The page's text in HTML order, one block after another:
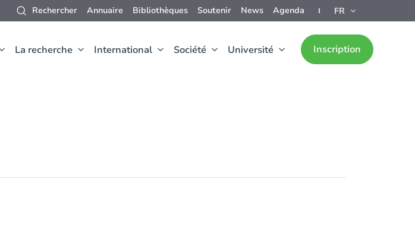
Rechercher Annuaire Bibliothèques Soutenir News Agenda FR
La recherche International Société Université Inscription